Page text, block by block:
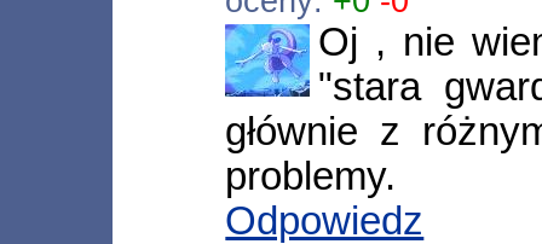
Oj , nie
"stara
głównie z
problemy.
Odpowiedz